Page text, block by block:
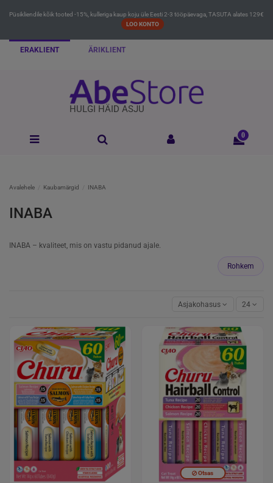
Püsikliendile kõik tooted -15%, kulleriga kaup koju üle Eesti 2-3 tööpäevaga, TASUTA alates 129€
LOO KONTO
ERAKLIENT ÄRIKLIENT
HULGI HÄID ASJU
0
Avalehele Kaubamärgid INABA
INABA
INABA – kvaliteet, mis on vastu pidanud ajale.
Rohkem
Asjakohasus 24
Otsas